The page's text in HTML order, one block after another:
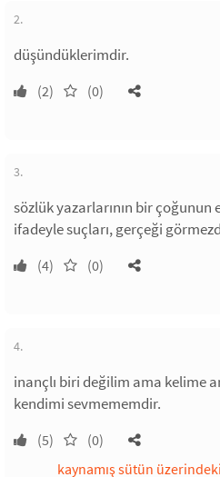
2.
düşündüklerimdir.
(2) (0)
3.
sözlük yazarlarının bir çoğunun
ifadeyle suçları, gerçeği
(4) (0)
4.
inançlı biri değilim ama kelime
kendimi sevmememdir.
(5) (0)
kaynamış sütün